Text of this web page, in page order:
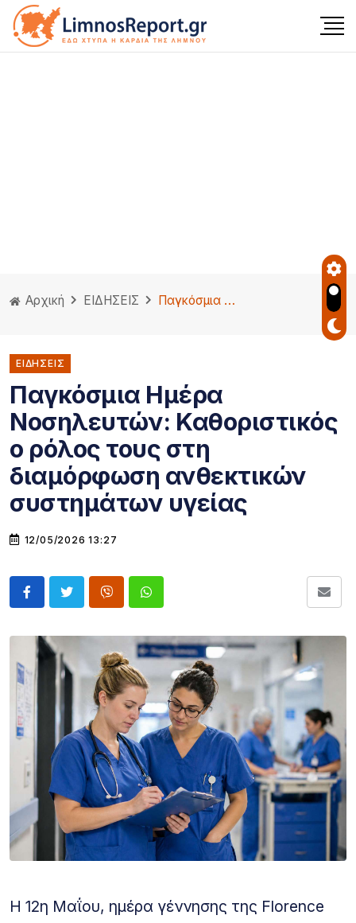
Αρχική ΕΙΔΗΣΕΙΣ Παγκόσμια Ημέρα Νοσηλευτών: Καθοριστικός ο ρόλος τους στη διαμόρφωση ανθεκτικών συστημάτων υγείας
ΕΙΔΗΣΕΙΣ
Παγκόσμια Ημέρα
Νοσηλευτών: Καθοριστικός
ο ρόλος τους στη
διαμόρφωση ανθεκτικών
συστημάτων υγείας
12/05/2026 13:27
Η 12η Μαΐου, ημέρα γέννησης της Florence